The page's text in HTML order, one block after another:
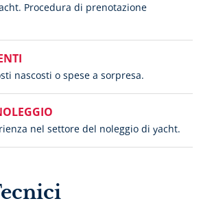
Procedura di prenotazione
nascosti o spese a sorpresa.
nel settore del noleggio di yacht.